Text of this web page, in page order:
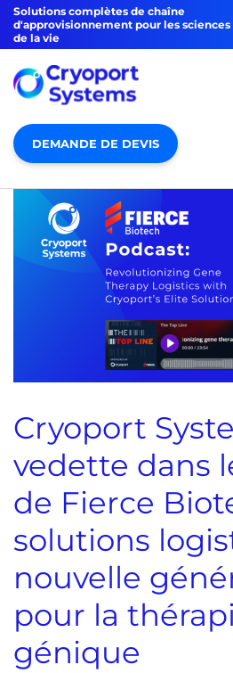
Solutions complètes de chaîne
d'approvisionnement pour les sciences
de la vie
DEMANDE DE DEVIS
Cryoport
vedette dans
de Fierce
solutions
nouvelle
pour la
génique